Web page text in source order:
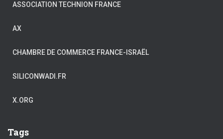
ASSOCIATION TECHNION FRANCE
AX
CHAMBRE DE COMMERCE FRANCE-ISRAËL
SILICONWADI.FR
X.ORG
Tags